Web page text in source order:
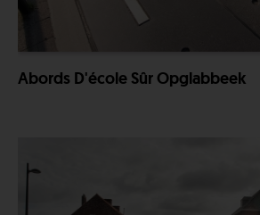
Abords D'école Sûr Opglabbeek